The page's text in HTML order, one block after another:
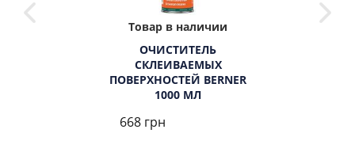
Товар в наличии
ОЧИСТИТЕЛЬ
СКЛЕИВАЕМЫХ
ПОВЕРХНОСТЕЙ BERNER
1000 МЛ
668 грн